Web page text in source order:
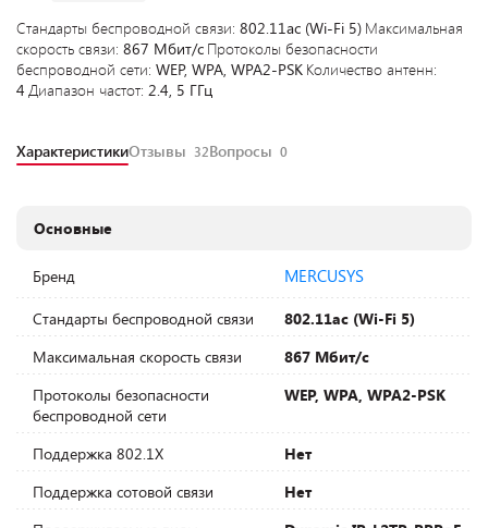
Стандарты беспроводной связи: 802.11ac (Wi-Fi 5) Максимальная
скорость связи: 867 Мбит/с Протоколы безопасности
беспроводной сети: WEP, WPA, WPA2-PSK Количество антенн:
4 Диапазон частот: 2.4, 5 ГГц
ХарактеристикиОтзывы 32Вопросы 0
Основные
Бренд MERCUSYS
Стандарты беспроводной связи
802.11ac (Wi-Fi 5)
Максимальная скорость связи
867 Мбит/с
Протоколы безопасности
беспроводной сети
WEP, WPA, WPA2-PSK
Поддержка 802.1X
Нет
Поддержка сотовой связи
Нет